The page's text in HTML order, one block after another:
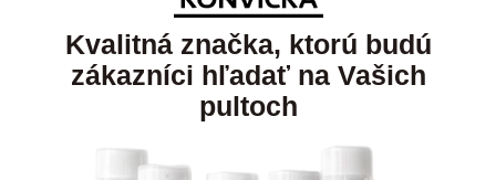
Kvalitná značka, ktorú budú
zákazníci hľadať na Vašich
pultoch